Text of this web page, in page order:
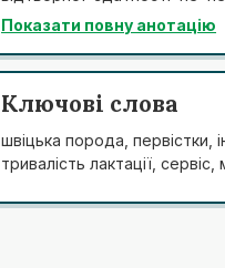
перевищує нормальну
менш важливого значення
міжотельного періоду,
Показати повну анотацію
Ключові слова
швіцька порода, первістки,
тривалість лактації,